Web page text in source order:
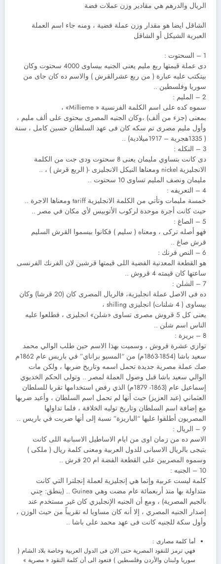
الريال والدرهم هي مقادير وزن عملات فضة
الشاقل ايضا هو مقدار وزن عملة فضية ، ومنه جاء اسم العملة
العبرية الشيكل أو الشاقل
1 – السحتوت :
دى عملة قيمتها ربع مليم يعنى الجنيه بيساوى 4000 سحتوت وكان
بيتكتب عليه عبارة ( من ربع عشرالقرش ) والاسم ده كان جاى من
سوريا وفلسطين ..
2 – المليم :
سموه كده على اسم الكلمة الفرنسية « Millieme» ،
بمعنى (جزء من ألف) ،وكان الجنيه المصرى بيحتوى على ألف مليم ،
وأول مليم مصرى تم سكه كان فى عهد السلطان حسين كامل ، سنة
( 1335هجرية – 1917ميلادية) ..
3 – النكله :
دى كانت بتساوي مليمان يعنى 8 سحتوت ودى جت من الكلمة
الانجليزية nickel ومعناها النيكل الانجليزى -( الربع قرش ) ، ..
مليمان ونصف المليم تساوى 10 سحتوت ..
4 – التعريفه :
خمسة مليمات وتأتي من الكلمة الانجليزية tariff ومعناها الاجرة ..
حيث كانت أجرة موحدة لركوب الأتوبيس لأي مكان في مصر ..
5 – الصاغ :
فهو أصله تركى ، ومعناه ( سليم ) فكانوا بيسموا القرش السليم
قرش صاغ ..
6 – النص فرنك :
هو القطعة المعدنية الفضية اللى قيمتها قرشين لان الفرنك الفرنسى
ساعتها كان قيمته 4 قروش ..
7 – الشلن :
ده فى الاصل عملة انجليزية، فالريال المصرى كان (20 قرشا) وكان
بيساوى ( 4 شلنات) انجليزى shilling ،
يعنى كل 5 قروش مصرى تساوى «شلن» انجليزى ، فطلعوا عليه
الناس اسم شلن ..
8 – بريزة :
توازي عشرة قروش ، وسميت بهذا الاسم حين طلب الوالي محمد
سعيد باشا (1854-1863م) من “المسيو براناي” في باريس عام 1862م
صك عملة مصرية جديدة تحمل اسمه وتاريخ ضربها ، ولكن مات
الوالي سعيد باشا قبل وصول العملة لمصر .. وتولى الحكم الخديوي
إسماعيل عام (1863- 1879م) الذي رفض استخدامها تقربا للسلطان
العثماني (عبد العزيز) حيث أنها لم تحمل اسم السلطان ، وأعيد ضربها
مع إضافة اسم السلطان وتاريخ توليه الخلافة ، فلما تداولها
المصريون أطلقوا عليها “الباريزة” نسبة إلى أنها ضربت في باريس ..
9 – الريال :
الاسم ده من زمان اوى من ايام الاساطيل الاسبانية اللى كانت
بتيجى بالريال الاسبانى للدول العربية ومعنى كلمة ريال ( ملكى )
وسموه المصريين على القطعة الفضة ام 20 قرش ..
10 – الجنيه :
كلمة ليست عربية وإنما هي إنجليزية لعملة إنجلترا التي كانت
متداولة بها منذ أربعمائة عام مضت وهي Guinea .. (ينطق: جِني
بالجيم المصرية) ، ومع أن الجنيه الإنجليزي كان غير مستخدم عند
إصدار الجنيه المصري ، إلا أنه كان مساويا له تقريباً من حيث الوزن ،
وأول سكة للجنيه كانت فى عهد محمد على باشا ..
أما كلمة مصارى :
فهي ترمز للنقود المصرية حتى الان فى الدول العربية وخاصة بلاد الشام (
سوريا ولبنان والأردن وفلسطين ) فتعود الى أن كلمة النقود « مصرية »